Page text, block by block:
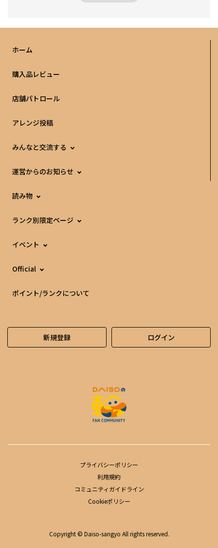
ホーム
購入品レビュー
店舗パトロール
アレンジ投稿
みんなと交流する
運営からのお知らせ
読み物
ランク別限定ページ
イベント
Official
ポイント/ランクについて
新規登録 ログイン
プライバシーポリシー
利用規約
コミュニティガイドライン
Cookieポリシー
Copyright © Daiso-sangyo All rights reserved.